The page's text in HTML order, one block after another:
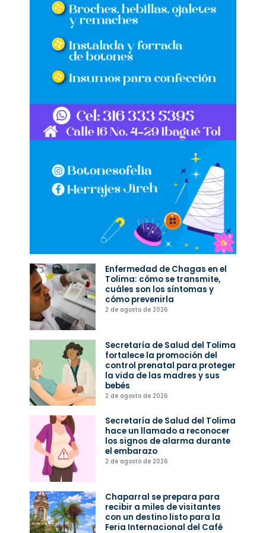
Enfermedad de Chagas en el
Tolima: cómo se transmite,
cuáles son los síntomas y
cómo prevenirla
2 de agosto de 2026
Secretaría de Salud del Tolima
fortalece la promoción del
control prenatal para proteger
la vida de las madres y sus
bebés
2 de agosto de 2026
Secretaría de Salud del Tolima
hace un llamado a reconocer
los signos de alarma durante
el embarazo
2 de agosto de 2026
Chaparral se prepara para
recibir a miles de visitantes
con un destino listo para la
Feria Internacional del Café